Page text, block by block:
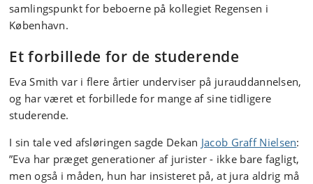
samlingspunkt for beboerne på kollegiet Regensen i
København.
Et forbillede for de studerende
Eva Smith var i flere årtier underviser på jurauddannelsen,
og har været et forbillede for mange af sine tidligere
studerende.
I sin tale ved afsløringen sagde Dekan Jacob Graff Nielsen:
”Eva har præget generationer af jurister - ikke bare fagligt,
men også i måden, hun har insisteret på, at jura aldrig må